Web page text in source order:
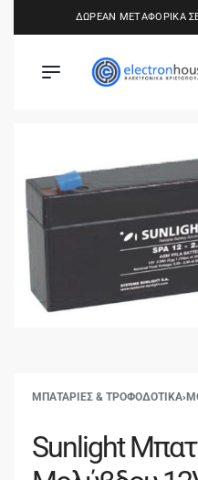
ΔΩΡΕΑΝ ΜΕΤΑΦΟΡΙΚΑ
ΜΠΑΤΑΡΙΕΣ & ΤΡΟΦΟΔΟΤΙΚΑ›
Sunlight